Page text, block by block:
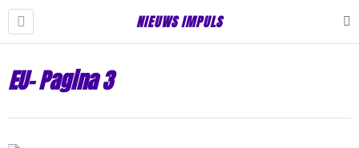
NIEUWS IMPULS
EU- Pagina 3